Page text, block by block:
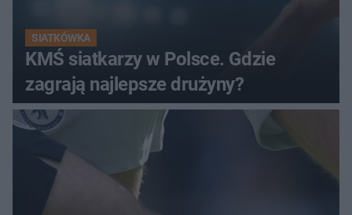
SIATKÓWKA
KMŚ siatkarzy w Polsce. Gdzie
zagrają najlepsze drużyny?